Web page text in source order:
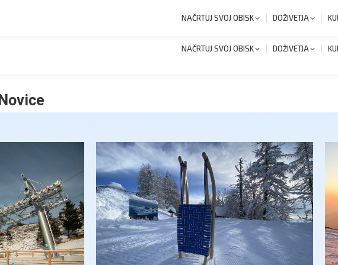
NAČRTUJ SVOJ OBISK DOŽIVETJA
Novice
NAČRTUJ SVOJ OBISK DOŽIVETJA